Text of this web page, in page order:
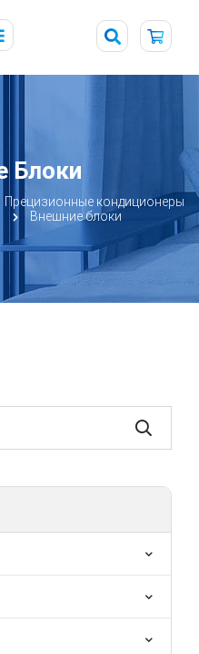
Блоки
Прецизионные кондиционеры
Внешние блоки